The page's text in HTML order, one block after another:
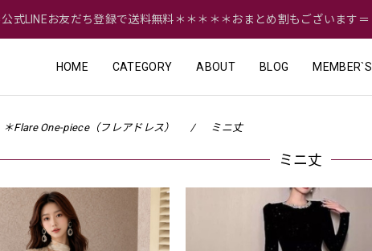
式LINEお友だち登録で送料無料＊＊＊＊＊おまとめ割もございます＝
HOME CATEGORY ABOUT BLOG MEMBER`S
＊Flare One-piece（フレアドレス） ミニ丈
ミニ丈